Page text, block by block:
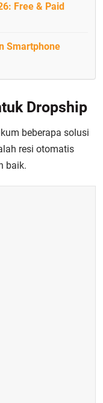
Free & Paid
Smartphone
Dropship
beberapa solusi
resi otomatis
baik.